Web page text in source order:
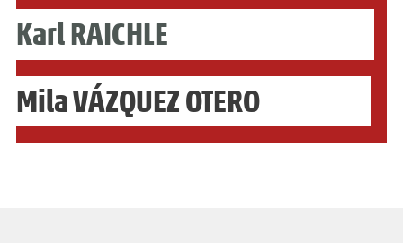
Karl RAICHLE
Mila VÁZQUEZ OTERO